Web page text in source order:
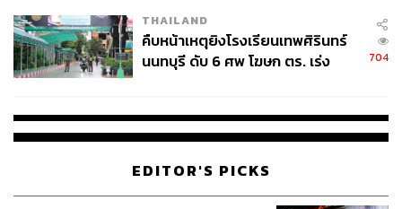
ABOUT THE AUTHOR
ดิษยุตม์ ธนบุญชัย
บรรณาธิการข่าวกีฬา สำนักข่าว THE
STANDARD
THAILAND
คืบหน้าเหตุยิงโรงเรียนเทพศิรินทร์
นนทบุรี ดับ 6 ศพ โฆษก ตร. เร่ง
704
EDITOR'S PICKS